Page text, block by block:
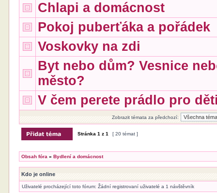
Chlapi a domácnost
Pokoj puberťáka a pořádek
Voskovky na zdi
Byt nebo dům? Vesnice
město?
V čem perete prádlo pro
Zobrazit témata za předchozí:
Stránka1 z1 [ 20 témat ]
Obsah fóra »Bydlení a domácnost
Kdo je online
Uživatelé procházející toto fórum: Žádní registrovaní uživatelé a 1 návštěvník